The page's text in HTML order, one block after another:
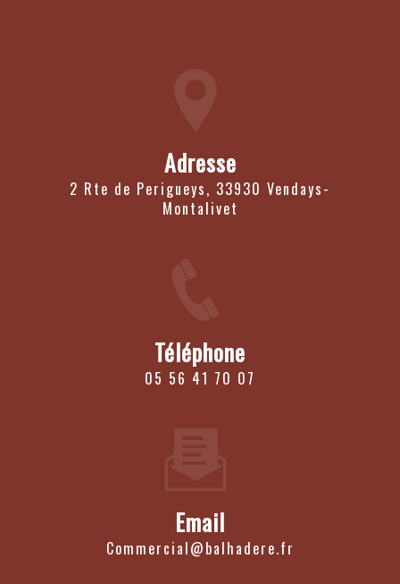
Adresse
2 Rte de Perigueys, 33930 Vendays-
Montalivet
Téléphone
05 56 41 70 07
Email
commercial@balhadere.fr